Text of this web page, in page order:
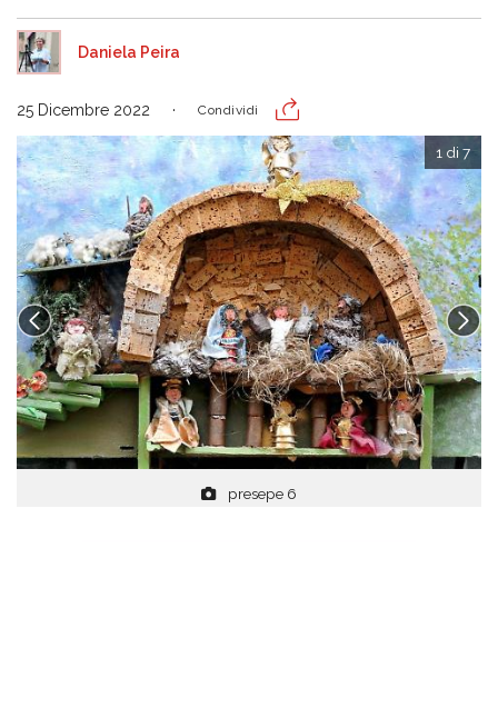
Daniela Peira
25 Dicembre 2022 Condividi
presepe 6
1 di 7